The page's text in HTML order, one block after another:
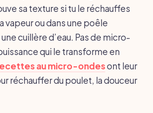
sa texture si tu le réchauffes
vapeur ou dans une poêle
cuillère d’eau. Pas de micro-
qui le transforme en
au micro-ondesont leur
réchauffer du poulet, la douceur